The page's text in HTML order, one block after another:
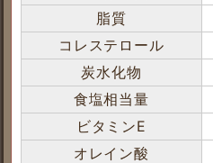
脂質
コレステロール
炭水化物
食塩相当量
ビタミンE
オレイン酸